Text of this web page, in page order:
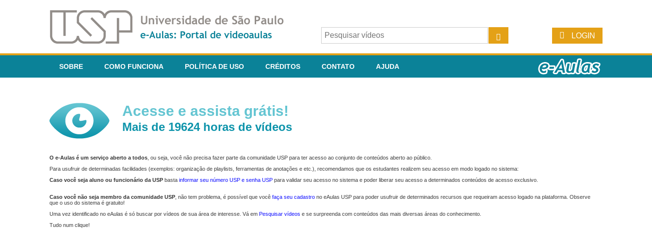
LOGIN
SOBRE COMO FUNCIONA POLÍTICA DE USO CRÉDITOS CONTATO AJUDA
Acesse e assista grátis!
Mais de 19624 horas de vídeos
O e-Aulas é um serviço aberto a todos , ou seja, você não precisa fazer parte da comunidade USP para ter acesso ao conjunto de conteúdos aberto ao público.
Para usufruir de determinadas facilidades (exemplos: organização de playlists, ferramentas de anotações e etc.), recomendamos que os estudantes realizem seu acesso em modo logado no sistema:
Caso você seja aluno ou funcionário da USP basta informar seu número USP e senha USP para validar seu acesso no sistema e poder liberar seu acesso a determinados conteúdos de acesso exclusivo.
Caso você não seja membro da comunidade USP , não tem problema, é possível que você faça seu cadastro no eAulas USP para poder usufruir de determinados recursos que requeiram acesso logado na plataforma. Observe
que o uso do sistema é gratuito!
Uma vez identificado no eAulas é só buscar por vídeos de sua área de interesse. Vá em Pesquisar vídeos e se surpreenda com conteúdos das mais diversas áreas do conhecimento.
Tudo num clique!